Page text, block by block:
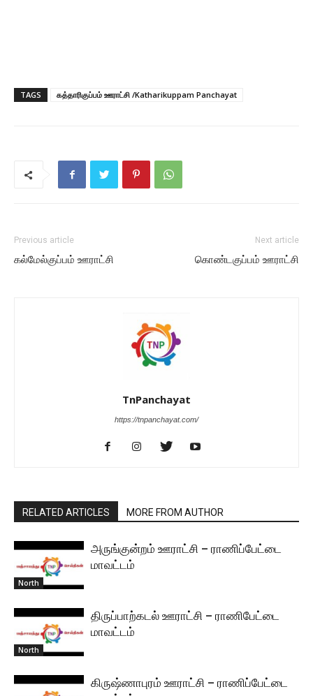
TAGS கத்தாரிகுப்பம் ஊராட்சி /Katharikuppam Panchayat
Previous article
கல்மேல்குப்பம் ஊராட்சி
Next article
கொண்டகுப்பம் ஊராட்சி
TnPanchayat
https://tnpanchayat.com/
RELATED ARTICLES MORE FROM AUTHOR
North
அருங்குன்றம் ஊராட்சி – ராணிப்பேட்டை
மாவட்டம்
North
திருப்பாற்கடல் ஊராட்சி – ராணிபேட்டை
மாவட்டம்
கிருஷ்ணாபுரம் ஊராட்சி – ராணிப்பேட்டை